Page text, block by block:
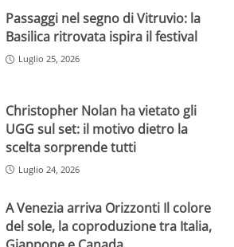
Passaggi nel segno di Vitruvio: la
Basilica ritrovata ispira il festival
Luglio 25, 2026
Christopher Nolan ha vietato gli
UGG sul set: il motivo dietro la
scelta sorprende tutti
Luglio 24, 2026
A Venezia arriva Orizzonti Il colore
del sole, la coproduzione tra Italia,